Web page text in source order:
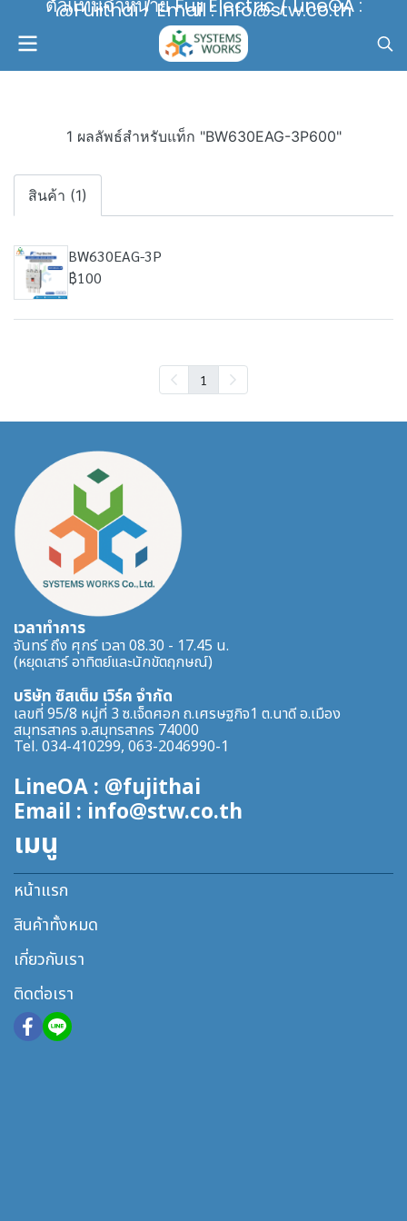
ตัวแทนจำหน่าย Fuji Electric / LineOA :
@Fujithai / Email : info@stw.co.th
1 ผลลัพธ์สำหรับแท็ก "BW630EAG-3P600"
สินค้า (1)
BW630EAG-3P
฿100
1
เวลาทำการ
จันทร์ ถึง ศุกร์ เวลา 08.30 - 17.45 น.
(หยุดเสาร์ อาทิตย์และนักขัตฤกษณ์)
บริษัท ซิสเต็ม เวิร์ค จำกัด
เลขที่ 95/8 หมู่ที่ 3 ซ.เจ็ดศอก ถ.เศรษฐกิจ1 ต.นาดี อ.เมือง
สมุทรสาคร จ.สมุทรสาคร 74000
Tel. 034-410299, 063-2046990-1
LineOA : @fujithai
Email : info@stw.co.th
เมนู
หน้าแรก
สินค้าทั้งหมด
เกี่ยวกับเรา
ติดต่อเรา